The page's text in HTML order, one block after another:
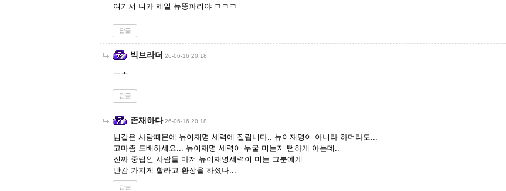
여기서 니가 제일 뉴똥파리야 ㅋㅋㅋ
답글
빅브라더 26-06-16 20:18
ㅗㅗ
답글
존재하다 26-06-16 20:18
님같은 사람때문에 뉴이재명 세력에 질립니다.. 뉴이재명이 아니라 하더라도...
고마좀 도배하세요... 뉴이재명 세력이 누굴 미는지 뻔하게 아는데..
진짜 중립인 사람들 마저 뉴이재명세력이 미는 그분에게
반감 가지게 할라고 환장을 하셨나...
답글